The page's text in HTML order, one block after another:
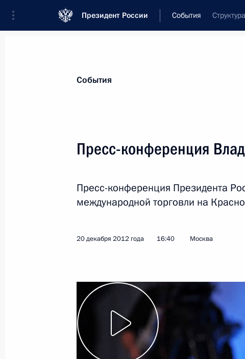
Президент России События Структура
Новости
оплаты труда судей
27 декабря 2012 года, 10:00
26 декабря 2012 года, среда
временно применяемых
26 декабря 2012 года, 17:40
Внесены изменения в Федеральный
События
Пресс-конференция
Пресс-конференция Президента
международной торговли на
20 декабря 2012 года 16:40 Москва